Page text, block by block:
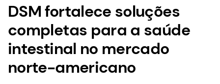
DSM fortalece soluções
completas para a saúde
intestinal no mercado
norte-americano